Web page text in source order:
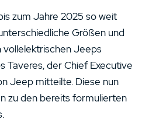
zum Jahre 2025 so weit
Größen und
vollelektrischen Jeeps
Taveres, der Chief Executive
Jeep mitteilte. Diese nun
zu den bereits formulierten